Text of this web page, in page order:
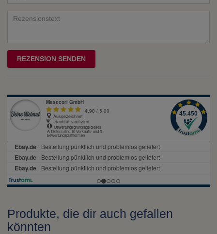
Bewertungssternen
Bewertungssternen
Bewertungssternen
Bewertungssternen
Bewertungssternen
(optional)
REZENSION SENDEN
Produkte, die dir auch gefallen
könnten